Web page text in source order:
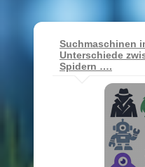
Suchmaschinen
Unterschiede
Spidern ….